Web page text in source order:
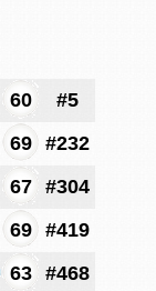
60
#5
69
#232
67
#304
69
#419
63
#468